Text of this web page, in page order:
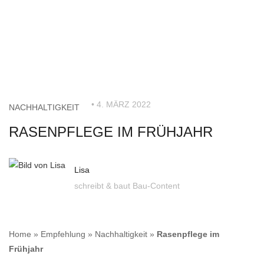
NACHHALTIGKEIT • 4. MÄRZ 2022
RASENPFLEGE IM FRÜHJAHR
Lisa
schreibt & baut Bau-Content
Home » Empfehlung » Nachhaltigkeit » Rasenpflege im
Frühjahr